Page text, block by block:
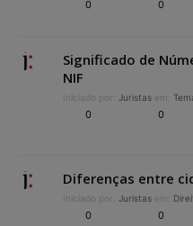
0 0
Significado de
NIF
Iniciado por: Juristas em:
0 0
Diferenças entre
Iniciado por: Juristas em:
0 0